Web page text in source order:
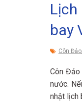
Lịch
bay
Côn Đảo,
Côn
nước.
nhật lịch